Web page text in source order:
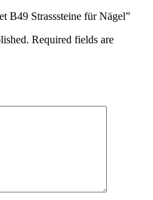
B49 Strasssteine für Nägel”
Required fields are